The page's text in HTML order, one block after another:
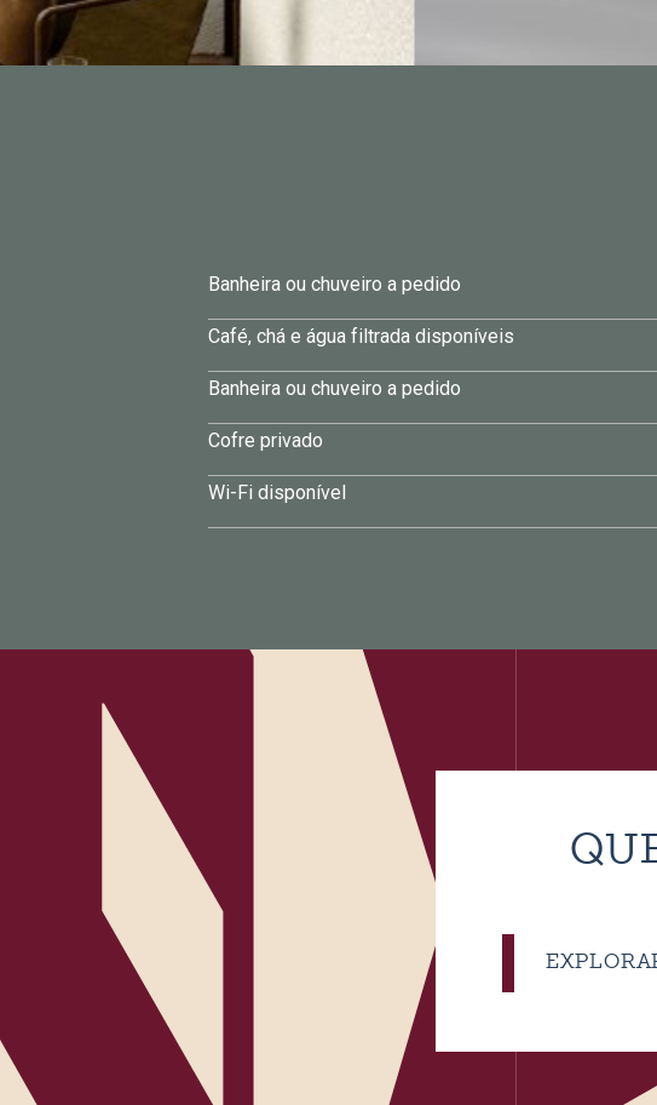
Banheira ou chuveiro a pedido
Café, chá e água filtrada disponíveis
Banheira ou chuveiro a pedido
Cofre privado
Wi-Fi disponível